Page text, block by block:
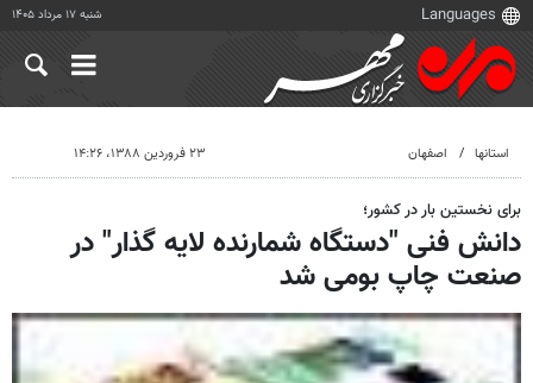
شنبه ۱۷ مرداد ۱۴۰۵
استانها اصفهان ۲۳ فروردین ۱۳۸۸، ۱۴:۲۶
برای نخستین بار در کشور؛
دانش فنی "دستگاه شمارنده لایه گذار" در
صنعت چاپ بومی شد